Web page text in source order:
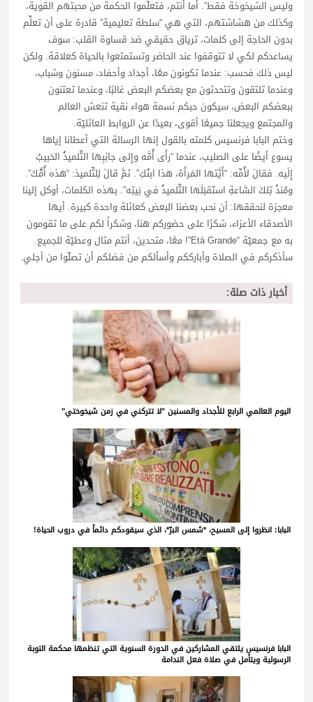
وليس الشيخوخة فقط”. أما أنتم، فتعلّموا الحكمة من محبتهم القوية،
وكذلك من هشاشتهم، التي هي “سلطة تعليمية” قادرة على أن تعلِّم
بدون الحاجة إلى كلمات، ترياق حقيقي ضد قساوة القلب: سوف
يساعدكم لكي لا تتوقفوا عند الحاضر وتستمتعوا بالحياة كعلاقة. ولكن
ليس ذلك فحسب: عندما تكونون معًا، أجداد وأحفاد، مسنون وشباب،
وعندما تلتقون وتتحدثون مع بعضكم البعض غالبًا، وعندما تعتنون
ببعضكم البعض، سيكون حبكم نسمة هواء نقية تنعش العالم
والمجتمع ويجعلنا جميعًا أقوى، بعيدًا عن الروابط العائليّة.
وختم البابا فرنسيس كلمته بالقول إنها الرسالة التي أعطانا إياها
يسوع أيضًا على الصليب، عندما “رأَى أُمَّه وإِلى جانِبِها التِّلميذُ الحَبيبُ
إِلَيه. فقالَ لأُمِّه: “أَيَّتها المَرأَة، هذا ابنُكِ”. ثمَّ قالَ لِلتِّلميذ: “هذه أُمُّكَ”.
ومُنذُ تِلكَ السَّاعةِ استَقبَلَها التِّلميذُ في بَيتِه”. بهذه الكلمات، أوكل إلينا
معجزة لنحققها: أن نحب بعضنا البعض كعائلة واحدة كبيرة. أيها
الأصدقاء الأعزاء، شكرًا على حضوركم هنا، وشكراً لكم على ما تقومون
به مع جمعيّة “Età Grande”! معًا، متحدين، أنتم مثال وعطيّة للجميع.
سأذكركم في الصلاة وأبارككم وأسألكم من فضلكم أن تصلّوا من أجلي.
أخبار ذات صلة:
اليوم العالمي الرابع للأجداد والمسنين "لا تتركني في زمن شيخوختي"
البابا: انظروا إلى المسيح، *شمس البرّ*، الذي سيقودكم دائماً في دروب الحياة!
البابا فرنسيس يلتقي المشاركين في الدورة السنوية التي تنظمها محكمة التوبة
الرسولية ويتأمل في صلاة فعل الندامة